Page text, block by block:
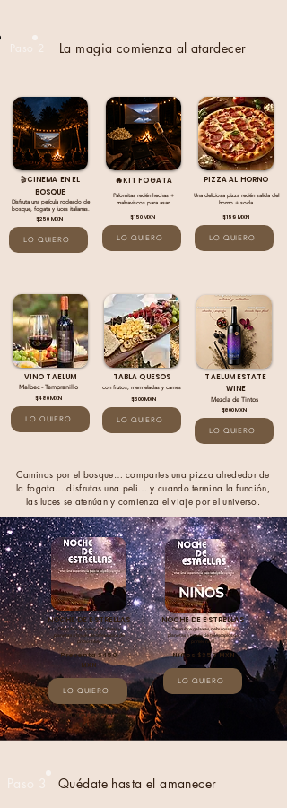
La magia comienza al atardecer
Paso 2
🎬CINEMA EN EL
BOSQUE
Disfruta una película rodeado de
bosque, fogata y luces italianas.
$250 MXN
LO QUIERO
🔥KIT FOGATA
Palomitas recién hechas +
malvaviscos para asar.
$150 MXN
LO QUIERO
PIZZA AL HORNO
Una deliciosa pizza recién salida del
horno + soda
$159 MXN
LO QUIERO
VINO TAELUM
Malbec - Tempranillo
$480 MXN
LO QUIERO
TABLA QUESOS
con frutos, mermeladas y carnes
$300 MXN
LO QUIERO
TAELUM ESTATE
WINE
Mezcla de Tintos
$600 MXN
LO QUIERO
Caminas por el bosque… compartes una pizza alrededor de
la fogata… disfrutas una peli… y cuando termina la función,
las luces se atenúan y comienza el viaje por el universo.
NOCHE DE ESTRELLAS
Descubre galaxias, nebulosas y
planetas a través de telescopios de
primer nivel
Preventa $450
MXN
LO QUIERO
día del evento
$499
NOCHE DE ESTRELLAS
Descubre galaxias, nebulosas y
planetas a través de telescopios de
primer nivel
Niños $350 MXN
LO QUIERO
Quédate hasta el amanecer
Paso 3